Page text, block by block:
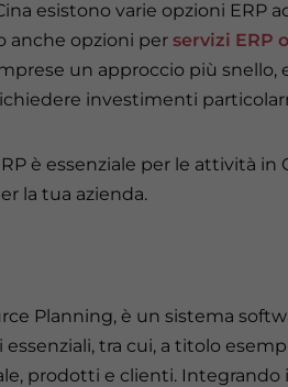
esistono varie opzioni ERP
anche opzioni per servizi ERP
un approccio più
investimenti
è essenziale per le attività in
la tua azienda.
Planning, è un sistema
tra cui, a titolo
prodotti e clienti. Integrando